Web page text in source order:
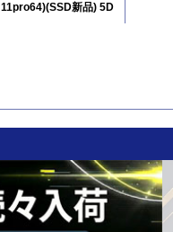
11pro64)(SSD新品) 5D